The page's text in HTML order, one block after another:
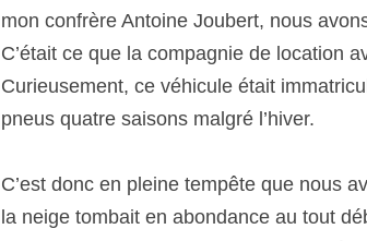
mon confrère Antoine Joubert, nous
C’était ce que la compagnie de location
Curieusement, ce véhicule était
pneus quatre saisons malgré l’hiver.
C’est donc en pleine tempête que nous
la neige tombait en abondance au tout